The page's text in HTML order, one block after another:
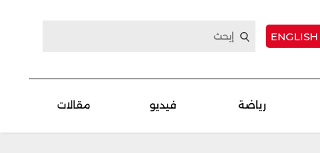
ENGLISH
رياضة فيديو مقالات